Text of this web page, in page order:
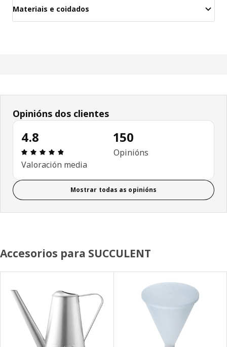
Materiais e coidados
Opinións dos clientes
4.8
Recensión: 4.8 de 5 estrelas. Revisións totais:
Valoración media
150
Opinións
Mostrar todas as opinións
Accesorios para SUCCULENT